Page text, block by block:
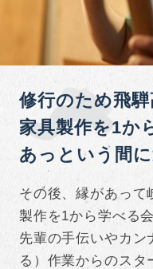
修行のため飛騨
家具製作を1か
あっという間に
その後、縁があって
製作を1から学べる
先輩の手伝いやカン
る）作業からのスタ